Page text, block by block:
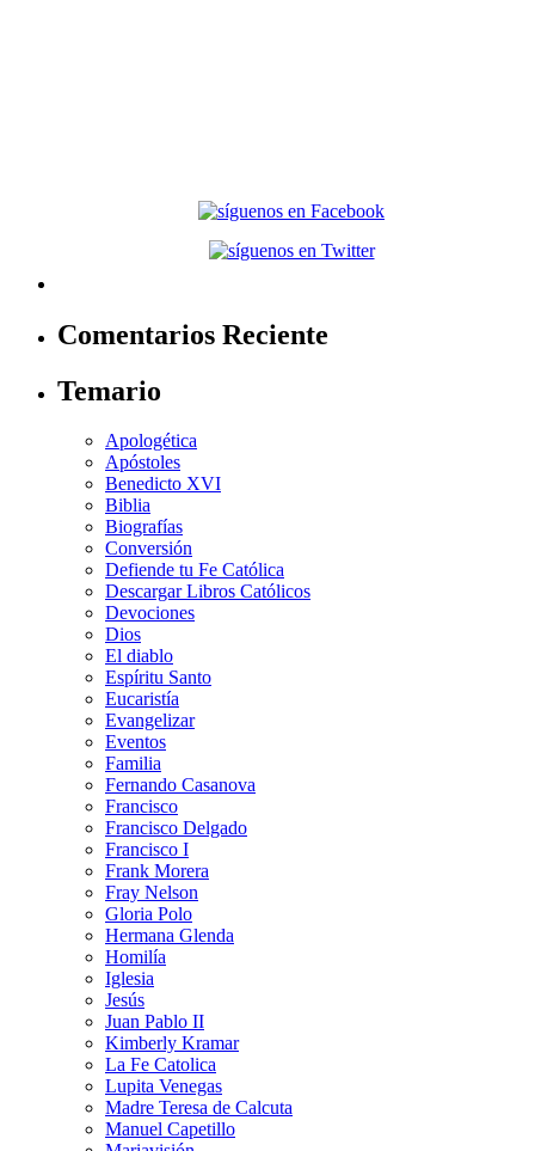
Comentarios Reciente
Temario
Apologética
Apóstoles
Benedicto XVI
Biblia
Biografías
Conversión
Defiende tu Fe Católica
Descargar Libros Católicos
Devociones
Dios
El diablo
Espíritu Santo
Eucaristía
Evangelizar
Eventos
Familia
Fernando Casanova
Francisco
Francisco Delgado
Francisco I
Frank Morera
Fray Nelson
Gloria Polo
Hermana Glenda
Homilía
Iglesia
Jesús
Juan Pablo II
Kimberly Kramar
La Fe Catolica
Lupita Venegas
Madre Teresa de Calcuta
Manuel Capetillo